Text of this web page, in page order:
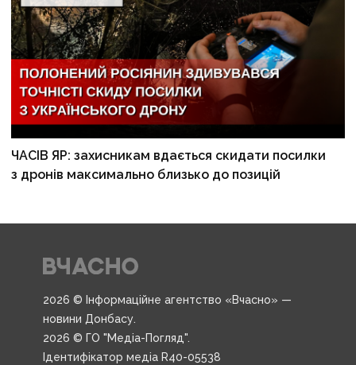
ЧАСІВ ЯР: захисникам вдається скидати посилки
з дронів максимально близько до позицій
2026 © Інформаційне агентство «Вчасно» —
новини Донбасу.
2026 © ГО "Медіа-Погляд".
Ідентифікатор медіа R40-05538